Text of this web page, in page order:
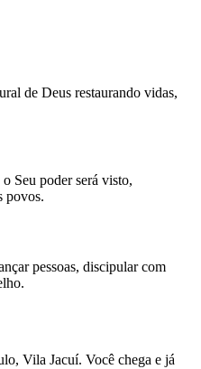
de Deus restaurando vidas,
Seu poder será visto,
povos.
pessoas, discipular com
Vila Jacuí. Você chega e já